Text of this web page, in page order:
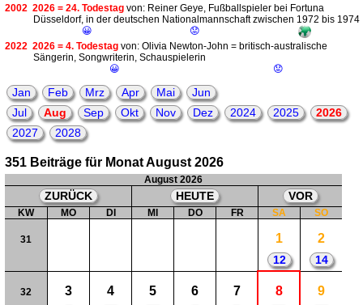
2002 2026 = 24. Todestag von: Reiner Geye, Fußballspieler bei Fortuna
Düsseldorf, in der deutschen Nationalmannschaft zwischen 1972 bis 1974
😀
😟
2022 2026 = 4. Todestag von: Olivia Newton-John = britisch-australische
Sängerin, Songwriterin, Schauspielerin
😀
😟
Jan Feb Mrz Apr Mai
Jun
Jul
Aug Sep Okt Nov Dez 2024 2025
2026
2027
2028
351 Beiträge für Monat August 2026
August 2026
ZURÜCK HEUTE VOR
KW MO DI MI DO FR SA SO
31 1
12
2
14
32 3 4 5 6 7 8 9